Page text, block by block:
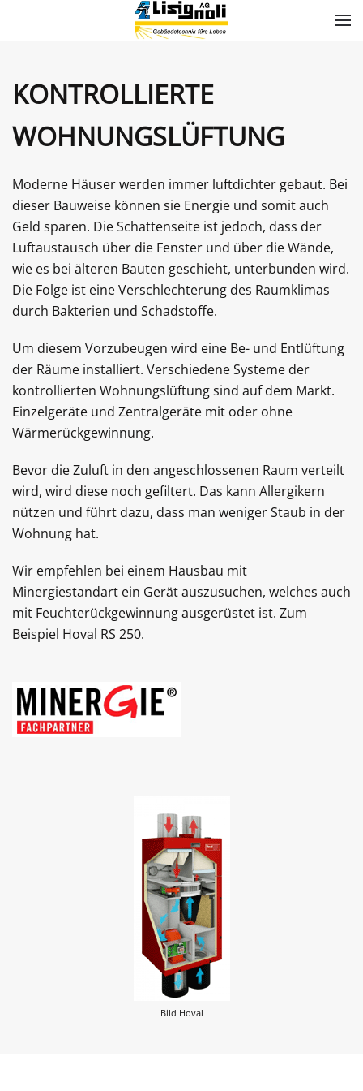
Skip to main content
KONTROLLIERTE
WOHNUNGSLÜFTUNG
Moderne Häuser werden immer luftdichter gebaut. Bei
dieser Bauweise können sie Energie und somit auch
Geld sparen. Die Schattenseite ist jedoch, dass der
Luftaustausch über die Fenster und über die Wände,
wie es bei älteren Bauten geschieht, unterbunden wird.
Die Folge ist eine Verschlechterung des Raumklimas
durch Bakterien und Schadstoffe.
Um diesem Vorzubeugen wird eine Be- und Entlüftung
der Räume installiert. Verschiedene Systeme der
kontrollierten Wohnungslüftung sind auf dem Markt.
Einzelgeräte und Zentralgeräte mit oder ohne
Wärmerückgewinnung.
Bevor die Zuluft in den angeschlossenen Raum verteilt
wird, wird diese noch gefiltert. Das kann Allergikern
nützen und führt dazu, dass man weniger Staub in der
Wohnung hat.
Wir empfehlen bei einem Hausbau mit
Minergiestandart ein Gerät auszusuchen, welches auch
mit Feuchterückgewinnung ausgerüstet ist. Zum
Beispiel Hoval RS 250.
Bild Hoval